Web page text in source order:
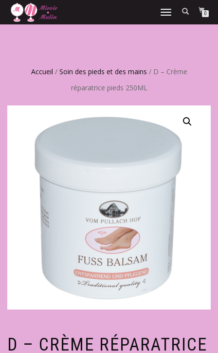
DÉPLIER
0
Accueil / Soin des pieds et des mains / D – Crème
réparatrice pieds 250ML
D – CRÈME RÉPARATRICE